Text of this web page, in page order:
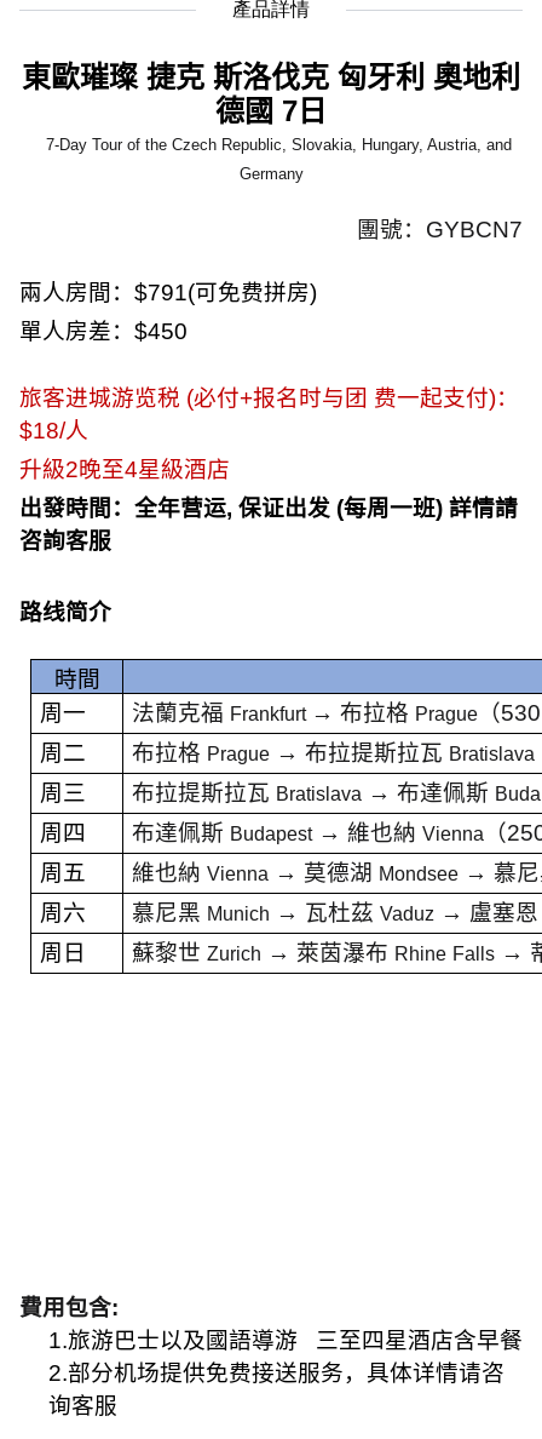
產品詳情
東歐璀璨 捷克 斯洛伐克 匈牙利 奧地利
德國 7 日
7-Day Tour of the Czech Republic, Slovakia, Hungary, Austria, and
Germany
團號： GYBCN7
兩人房間： $791(可免费拼房)
單人房差： $450
旅客进城游览税 (必付+报名时与团 费一起支付)：
$18/人
升級2晚至4星級酒店
出發時間： 全年营运, 保证出发 (每周一班) 詳情請
咨詢客服
路线简介
時間
周一
法蘭克福 Frankfurt →布拉格 Prague （
周二
布拉格 Prague →布拉提斯拉瓦 Bratislava
周三
布拉提斯拉瓦 Bratislava →布達佩斯
周四 布達佩斯 Budapest→維也納Vienna （
周五
維也納Vienna → 莫德湖 Mondsee → 慕
周六
慕尼黑 Munich → 瓦杜茲Vaduz → 盧塞
周日
蘇黎世Zurich → 萊茵瀑布 Rhine Falls →
費用包含:
1.旅游巴士以及國語導游
三至四星酒店含早餐
2.部分机场提供免费接送服务，具体详情请咨
询客服